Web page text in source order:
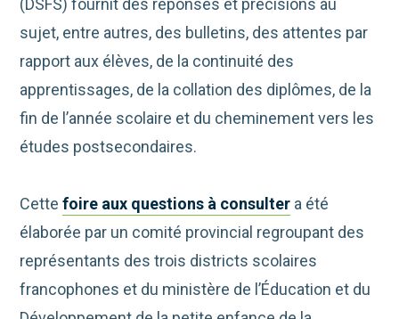
(DSFS) fournit des réponses et précisions au
sujet, entre autres, des bulletins, des attentes par
rapport aux élèves, de la continuité des
apprentissages, de la collation des diplômes, de la
fin de l’année scolaire et du cheminement vers les
études postsecondaires.
Cettefoire aux questions à consulter a été
élaborée par un comité provincial regroupant des
représentants des trois districts scolaires
francophones et du ministère de l’Éducation et du